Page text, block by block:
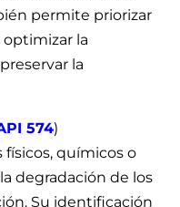
permite priorizar
la
la
574)
físicos, químicos o
degradación de los
Su identificación